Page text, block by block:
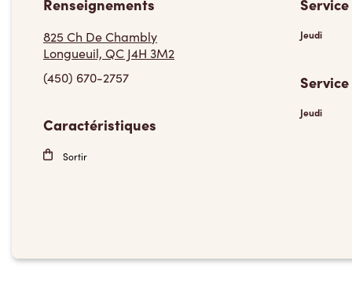
Renseignements
825 Ch De Chambly
Longueuil, QC J4H 3M2
(450) 670-2757
Caractéristiques
Sortir
Jeudi
Jeudi